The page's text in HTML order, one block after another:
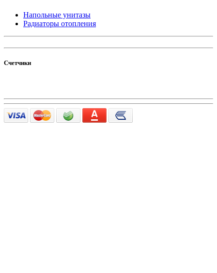
Напольные унитазы
Радиаторы отопления
Счетчики